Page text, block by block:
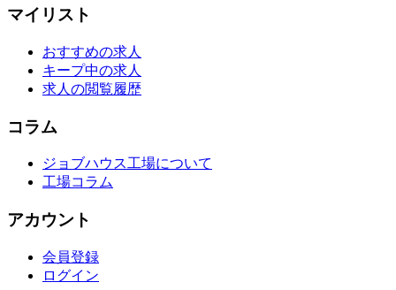
マイリスト
おすすめの求人
キープ中の求人
求人の閲覧履歴
コラム
ジョブハウス工場について
工場コラム
アカウント
会員登録
ログイン